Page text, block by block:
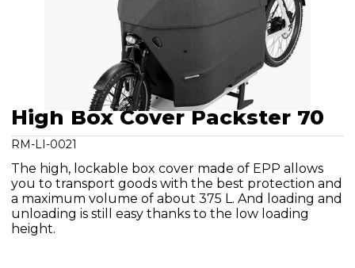
High Box Cover Packster 70
RM-LI-0021
The high, lockable box cover made of EPP allows
you to transport goods with the best protection and
a maximum volume of about 375 L. And loading and
unloading is still easy thanks to the low loading
height.